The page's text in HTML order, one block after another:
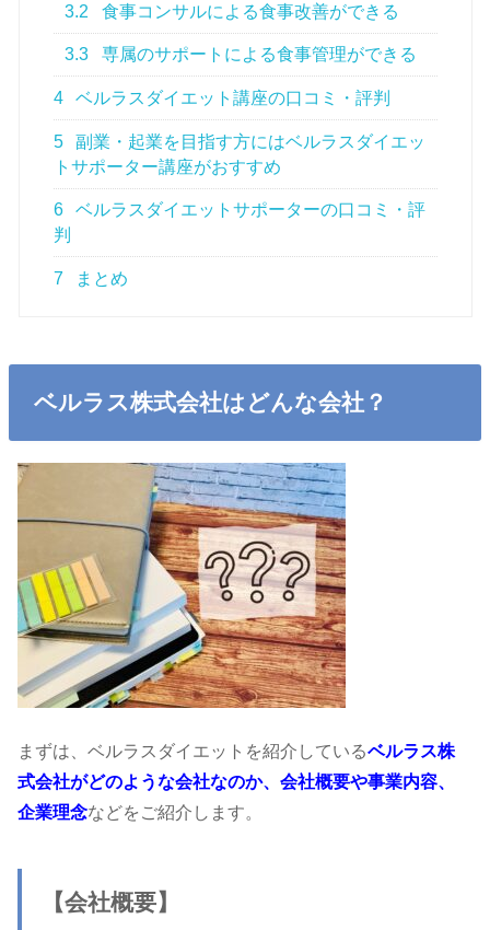
3.2 食事コンサルによる食事改善ができる
3.3 専属のサポートによる食事管理ができる
4 ベルラスダイエット講座の口コミ・評判
5
副業・起業を目指す方にはベルラスダイエッ
トサポーター講座がおすすめ
6
ベルラスダイエットサポーターの口コミ・評
判
7 まとめ
ベルラス株式会社はどんな会社？
まずは、ベルラスダイエットを紹介しているベルラス株
式会社がどのような会社なのか、会社概要や事業内容、
企業理念などをご紹介します。
【会社概要】